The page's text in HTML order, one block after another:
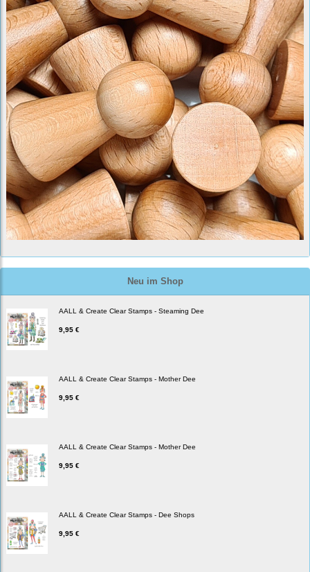
Neu im Shop
AALL & Create Clear Stamps - Steaming Dee
9,95 €
AALL & Create Clear Stamps - Mother Dee
9,95 €
AALL & Create Clear Stamps - Mother Dee
9,95 €
AALL & Create Clear Stamps - Dee Shops
9,95 €